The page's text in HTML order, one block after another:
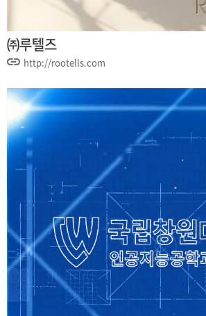
㈜루텔즈
http://rootells.com